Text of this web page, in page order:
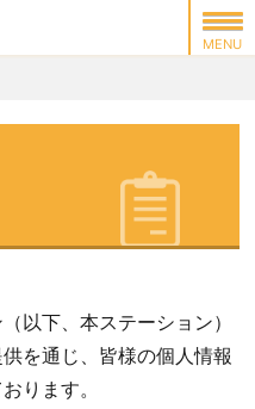
以下、本ステーション）
を通じ、皆様の個人情報
ります。